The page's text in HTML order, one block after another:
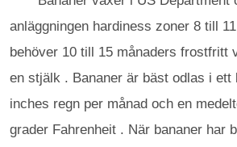
anläggningen hardiness zoner 8 till
behöver 10 till 15 månaders frostfritt
en stjälk . Bananer är bäst odlas i ett
inches regn per månad och en
grader Fahrenheit . När bananer har